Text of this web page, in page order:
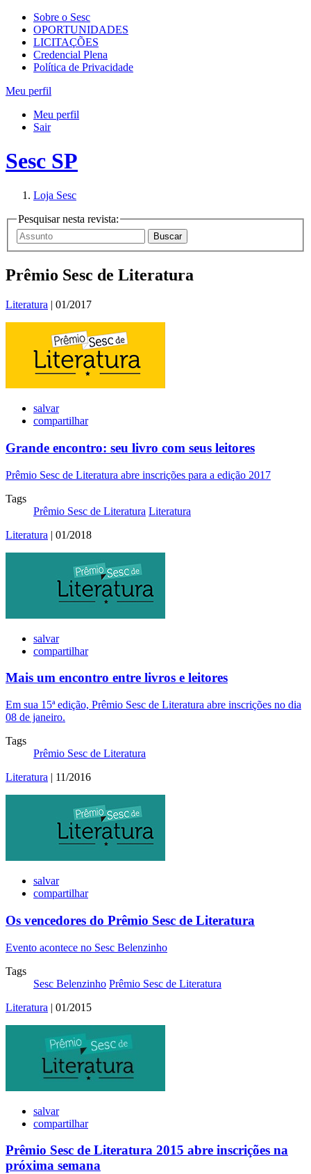
Sobre o Sesc
OPORTUNIDADES
LICITAÇÕES
Credencial Plena
Política de Privacidade
Meu perfil
Meu perfil
Sair
Sesc SP
Loja Sesc
Pesquisar nesta revista:
Prêmio Sesc de Literatura
Literatura | 01/2017
salvar
compartilhar
Grande encontro: seu livro com seus leitores
Prêmio Sesc de Literatura abre inscrições para a edição 2017
Tags
Prêmio Sesc de Literatura Literatura
Literatura | 01/2018
salvar
compartilhar
Mais um encontro entre livros e leitores
Em sua 15ª edição, Prêmio Sesc de Literatura abre inscrições no dia
08 de janeiro.
Tags
Prêmio Sesc de Literatura
Literatura | 11/2016
salvar
compartilhar
Os vencedores do Prêmio Sesc de Literatura
Evento acontece no Sesc Belenzinho
Tags
Sesc Belenzinho Prêmio Sesc de Literatura
Literatura | 01/2015
salvar
compartilhar
Prêmio Sesc de Literatura 2015 abre inscrições na
próxima semana